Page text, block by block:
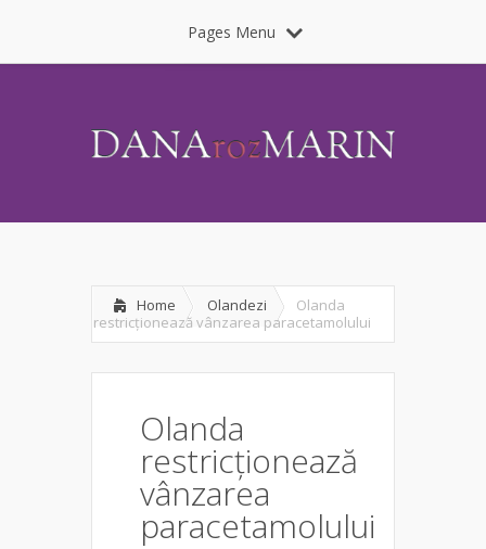
Pages Menu
Home Olandezi
Olanda
restricționează vânzarea paracetamolului
Olanda
restricționează
vânzarea
paracetamolului